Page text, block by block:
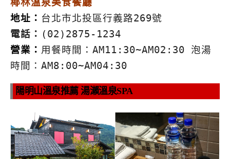
椰林溫泉美食餐廳
地址： 台北市北投區行義路269號
電話： (02)2875-1234
營業： 用餐時間：AM11:30~AM02:30 泡湯
時間：AM8:00~AM04:30
陽明山溫泉推薦 湯瀨溫泉SPA